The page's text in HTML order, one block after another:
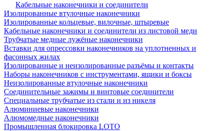
Кабельные наконечники и соединители
Изолированные втулочные наконечники
Изолированные кольцевые, вилочные, штыревые
Кабельные наконечники и соединители из листовой меди
Трубчатые медные лужёные наконечники
Вставки для опрессовки наконечников на уплотненных и
фасонных жилах
Изолированные и неизолированные разъёмы и контакты
Наборы наконечников с инструментами, ящики и боксы
Неизолированные втулочные наконечники
Соединительные зажимы и винтовые соединители
Специальные трубчатые из стали и из никеля
Алюминиевые наконечники
Алюмомедные наконечники
Промышленная блокировка LOTO